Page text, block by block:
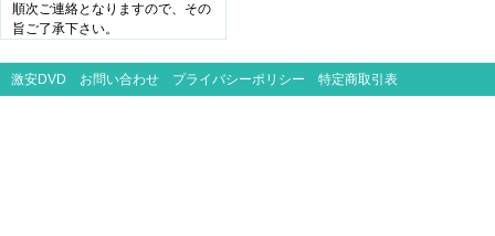
順次ご連絡となりますので、その
旨ご了承下さい。
激安DVD お問い合わせ プライバシーポリシー 特定商取引表